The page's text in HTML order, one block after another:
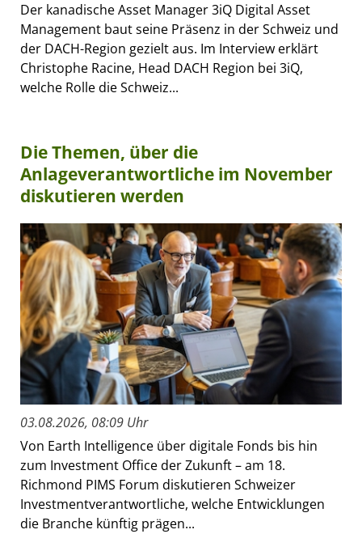
Der kanadische Asset Manager 3iQ Digital Asset
Management baut seine Präsenz in der Schweiz und
der DACH-Region gezielt aus. Im Interview erklärt
Christophe Racine, Head DACH Region bei 3iQ,
welche Rolle die Schweiz...
Die Themen, über die
Anlageverantwortliche im November
diskutieren werden
03.08.2026, 08:09 Uhr
Von Earth Intelligence über digitale Fonds bis hin
zum Investment Office der Zukunft – am 18.
Richmond PIMS Forum diskutieren Schweizer
Investmentverantwortliche, welche Entwicklungen
die Branche künftig prägen...